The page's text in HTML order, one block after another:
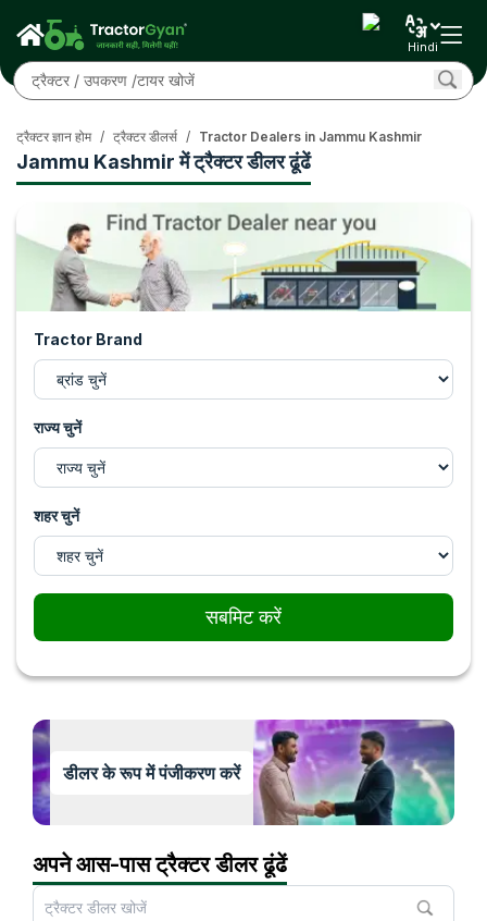
Hindi
Jammu Kashmir में ट्रैक्टर डीलर ढूंढें
ट्रैक्टर ज्ञान होम / ट्रैक्टर डीलर्स / Tractor Dealers in Jammu Kashmir
Tractor Brand
राज्य चुनें
शहर चुनें
सबमिट करें
डीलर के रूप में पंजीकरण करें
अपने आस-पास ट्रैक्टर डीलर ढूंढें